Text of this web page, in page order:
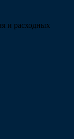
и расходных